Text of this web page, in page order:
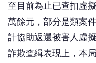
至目前為止已查扣虛
萬餘元，部分是類案
計協助返還被害人虛
詐欺查緝表現上，本